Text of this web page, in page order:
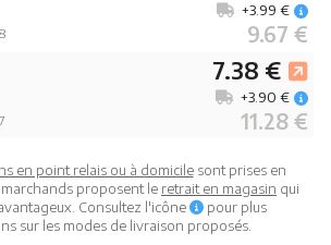
9.67 €
+3.99 €
7.38 €
11.28 €
+3.90 €
en point relais ou à domicilesont prises en
proposent le retrait en magasin qui
Consultez l'icône
pour plus
sur les modes de livraison proposés.